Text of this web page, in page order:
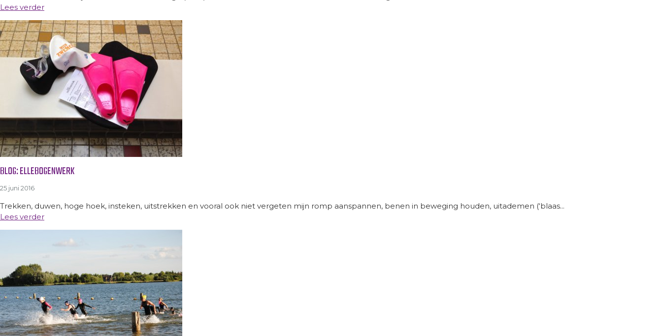
Lees verder
BLOG: ELLEBOGENWERK
25 juni 2016
Trekken, duwen, hoge hoek, insteken, uitstrekken en vooral ook niet vergeten mijn romp aanspannen, benen in beweging houden, uitademen (‘blaas...
Lees verder